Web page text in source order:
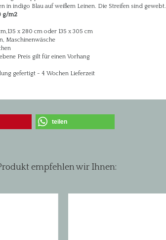
in indigo Blau auf weißem Leinen. Die Streifen sind gewebt.
g/m2
x 280 cm oder 135 x 305 cm
Maschinenwäsche
Preis gilt für einen Vorhang
gefertigt - 4 Wochen Lieferzeit
teilen
empfehlen wir Ihnen: